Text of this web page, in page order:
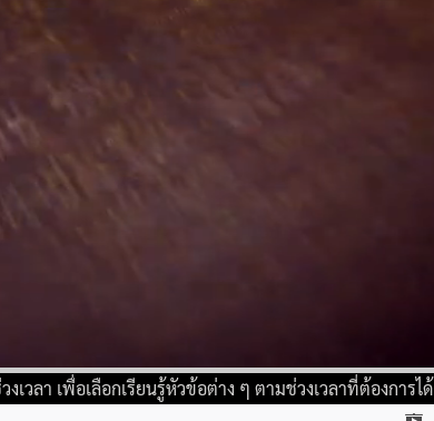
ลา เพื่อเลือกเรียนรู้หัวข้อต่าง ๆ ตามช่วงเวลาที่ต้องการได้